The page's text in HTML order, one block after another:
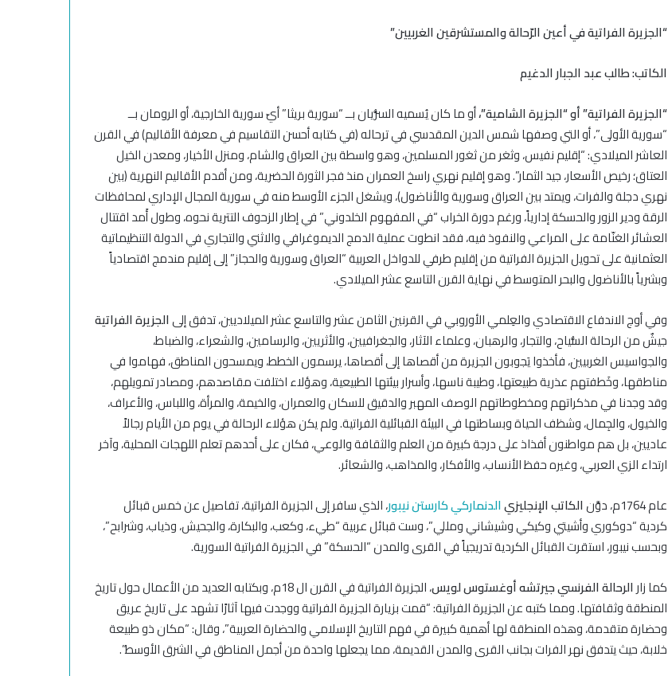
“الجزيرة الفراتية في أعين الرّحالة والمستشرقين الغربيين”
الكاتب: طالب عبد الجبار الدغيم
“الجزيرة الفراتية” أو “الجزيرة الشامية”،أو ما كان يُسميه السُّريان بــ “سورية بريثا” أيّ سورية الخارجية، أو الرومان بــ
“سورية الأولى”، أو التي وصفها شمس الدين المقدسي في ترحاله (في كتابه أحسن التقاسيم في معرفة الأقاليم) في القرن
العاشر الميلادي: “إقليم نفيس، وثغر من ثغور المسلمين، وهو واسطة بين العراق والشام، ومنزل الأخيار، ومعدن الخيل
العتاق؛ رخيص الأسعار، جيد الثمار”. وهو إقليم نهري راسخ العمران منذ فجر الثورة الحضرية، ومن أقدم الأقاليم النهرية (بين
نهري دجلة والفرات، ويمتد بين العراق وسورية والأناضول)، ويشغل الجزء الأوسط منه في سورية المجال الإداري لمحافظات
الرقة ودير الزور والحسكة إدارياً، ورغم دورة الخراب “في المفهوم الخلدوني” في إطار الزحوف التترية نحوه، وطول أَمد اقتتال
العشائر الغنّامة على المراعي والنفوذ فيه، فقد انطوت عملية الدمج الديموغرافي والاثني والتجاري في الدولة التنظيماتية
العثمانية على تحويل الجزيرة الفراتية من إقليم طرفي للدواخل العربية “العراق وسورية والحجاز” إلى إقليم مندمج اقتصادياً
وبشرياً بالأناضول والبحر المتوسط في نهاية القرن التاسع عشر الميلادي.
وفي أوج الاندفاع الاقتصادي والعِلمي الأوروبي في القرنين الثامن عشر والتاسع عشر الميلاديين، تدفق إلىالجزيرة الفراتية
جيشٌ من الرحالة السُّياح، والتجار، والرهبان، وعلماء الآثار، والجغرافيين، والأثريين، والرسامين، والشعراء، والضباط،
والجواسيس الغربيين، فأخذوا يَجوبون الجزيرة من أقصاها إلى أقصاها، يرسمون الخطط، ويمسحون المناطق، فهاموا في
مناطقها، وخَطفتهم عذرية طبيعتها، وطيبة ناسها، وأسرار بيئتها الطبيعية، وهؤلاء اختلفت مقاصدهم، ومصادر تمويلهم،
وقد وجدنا في مذكراتهم ومخطوطاتهم الوصف المهبر والدقيق للسكان والعمران، والخيمة، والمرأة، واللباس، والأعراف،
والخيول، والجِمال، وشظف الحياة وبساطتها في البيئة القبائلية الفراتية. ولم يكن هؤلاء الرحالة في يوم من الأيام رجالاً
عاديين، بل هم مواطنون أفذاذ على درجة كبيرة من العلم والثقافة والوعي، فكان على أحدهم تعلم اللهجات المحلية، وآخر
ارتداء الزي العربي، وغيره حفظ الأنساب، والأفكار، والمذاهب، والشعائر.
عام 1764م، دوَّن
الكاتب الإنجليزيالدنماركيكارستن نيبور، الذي سافر إلى الجزيرة الفراتية، تفاصيل عن خمس قبائل
كردية “دوكوري وأشيتي وكيكي وشيشاني ومللي”، وست قبائل عربية “طيء، وكعب، والبكارة، والجحيش، وذياب، وشرابح”،
وبحسب نيبور، استقرت القبائل الكردية تدريجياً في القرى والمدن “الحسكة” في الجزيرة الفراتية السورية.
كما زارالرحالة الفرنسيجيرتشه أوغستوس لويس
، الجزيرة الفراتية في القرن ال 18م، وبكتابه العديد من الأعمال حول تاريخ
المنطقة وثقافتها. ومما كتبه عن الجزيرة الفراتية: “قمت بزيارة الجزيرة الفراتية ووجدت فيها آثارًا تشهد على تاريخ عريق
وحضارة متقدمة، وهذه المنطقة لها أهمية كبيرة في فهم التاريخ الإسلامي والحضارة العربية”، وقال: “مكان ذو طبيعة
خلابة، حيث يتدفق نهر الفرات بجانب القرى والمدن القديمة، مما يجعلها واحدة من أجمل المناطق في الشرق الأوسط”.